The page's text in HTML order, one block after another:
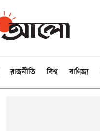
রাজনীতি বিশ্ব বাণিজ্য